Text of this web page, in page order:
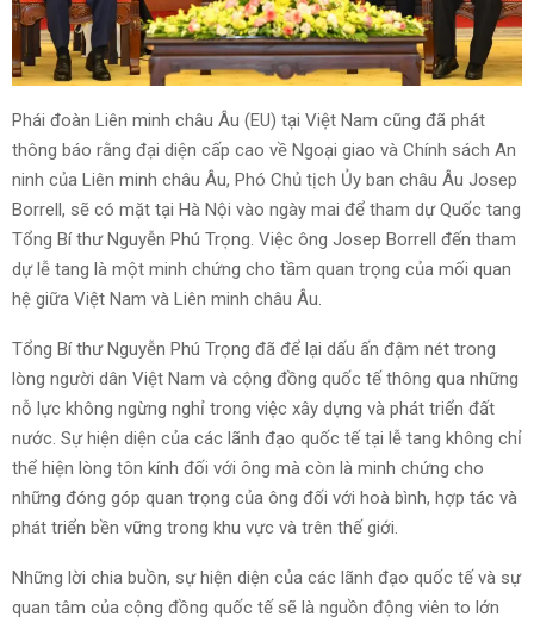
Phái đoàn Liên minh châu Âu (EU) tại Việt Nam cũng đã phát
thông báo rằng đại diện cấp cao về Ngoại giao và Chính sách An
ninh của Liên minh châu Âu, Phó Chủ tịch Ủy ban châu Âu Josep
Borrell, sẽ có mặt tại Hà Nội vào ngày mai để tham dự Quốc tang
Tổng Bí thư Nguyễn Phú Trọng. Việc ông Josep Borrell đến tham
dự lễ tang là một minh chứng cho tầm quan trọng của mối quan
hệ giữa Việt Nam và Liên minh châu Âu.
Tổng Bí thư Nguyễn Phú Trọng đã để lại dấu ấn đậm nét trong
lòng người dân Việt Nam và cộng đồng quốc tế thông qua những
nỗ lực không ngừng nghỉ trong việc xây dựng và phát triển đất
nước. Sự hiện diện của các lãnh đạo quốc tế tại lễ tang không chỉ
thể hiện lòng tôn kính đối với ông mà còn là minh chứng cho
những đóng góp quan trọng của ông đối với hoà bình, hợp tác và
phát triển bền vững trong khu vực và trên thế giới.
Những lời chia buồn, sự hiện diện của các lãnh đạo quốc tế và sự
quan tâm của cộng đồng quốc tế sẽ là nguồn động viên to lớn